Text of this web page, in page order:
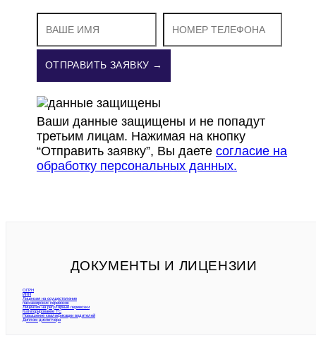
ОТПРАВИТЬ ЗАЯВКУ →
Ваши данные защищены и не попадут
третьим лицам. Нажимая на кнопку
“Отправить заявку”, Вы даете согласие на
обработку персональных данных.
ДОКУМЕНТЫ И ЛИЦЕНЗИИ
ОГРН
ИНН
Лицензия на осуществление
пассажирских перевозок
Лицензия на регулярные перевозки
Категорирование ТС
Повышение квалификации водителей
Диплом диспетчера